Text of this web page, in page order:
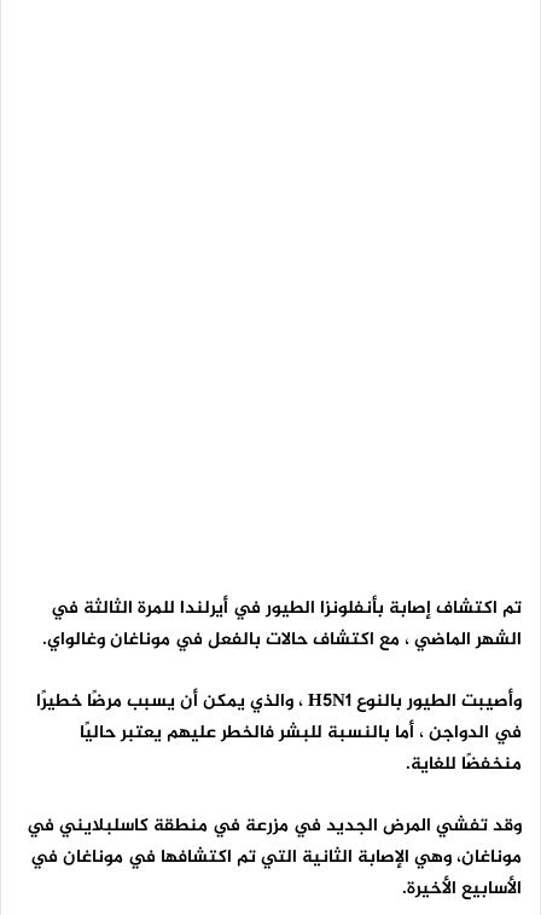
تم اكتشاف إصابة بأنفلونزا الطيور في أيرلندا للمرة الثالثة في
الشهر الماضي ، مع اكتشاف حالات بالفعل في موناغان وغالواي.
وأصيبت الطيور بالنوعH5N1، والذي يمكن أن يسبب مرضًا خطيرًا
في الدواجن ، أما بالنسبة للبشر فالخطر عليهم يعتبر حاليًا
منخفضًا للغاية.
وقد تفشي المرض الجديد في مزرعة في منطقة كاسلبلايني في
موناغان، وهي الإصابة الثانية التي تم اكتشافها في موناغان في
الأسابيع الأخيرة.